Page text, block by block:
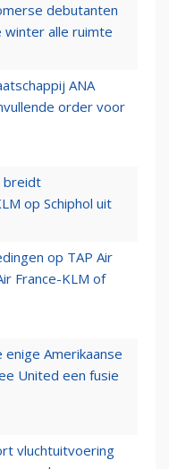
debutanten
winter alle ruimte
ANA
order voor
breidt
op Schiphol uit
op TAP Air
France-KLM of
Amerikaanse
United een fusie
vluchtuitvoering